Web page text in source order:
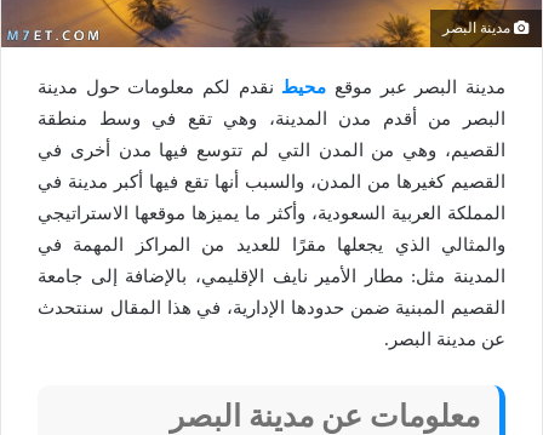
مدينة البصر
مدينة البصر عبر موقع محيط نقدم لكم معلومات حول مدينة
البصر من أقدم مدن المدينة، وهي تقع في وسط منطقة
القصيم، وهي من المدن التي لم تتوسع فيها مدن أخرى في
القصيم كغيرها من المدن، والسبب أنها تقع فيها أكبر مدينة في
المملكة العربية السعودية، وأكثر ما يميزها موقعها الاستراتيجي
والمثالي الذي يجعلها مقرًا للعديد من المراكز المهمة في
المدينة مثل: مطار الأمير نايف الإقليمي، بالإضافة إلى جامعة
القصيم المبنية ضمن حدودها الإدارية، في هذا المقال سنتحدث
عن مدينة البصر.
معلومات عن مدينة البصر